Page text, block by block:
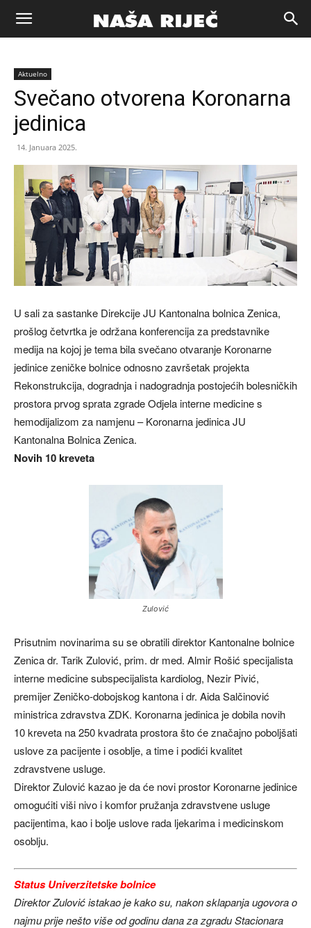
Naša
riječ
Zenica
Aktuelno
Svečano otvorena Koronarna
jedinica
14. Januara 2025.
U sali za sastanke Direkcije JU Kantonalna bolnica Zenica,
prošlog četvrtka je održana konferencija za predstavnike
medija na kojoj je tema bila svečano otvaranje Koronarne
jedinice zeničke bolnice odnosno završetak projekta
Rekonstrukcija, dogradnja i nadogradnja postojećih bolesničkih
prostora prvog sprata zgrade Odjela interne medicine s
hemodijalizom za namjenu – Koronarna jedinica JU
Kantonalna Bolnica Zenica.
Novih 10 kreveta
Zulović
Prisutnim novinarima su se obratili direktor Kantonalne bolnice
Zenica dr. Tarik Zulović, prim. dr med. Almir Rošić specijalista
interne medicine subspecijalista kardiolog, Nezir Pivić,
premijer Zeničko-dobojskog kantona i dr. Aida Salčinović
ministrica zdravstva ZDK. Koronarna jedinica je dobila novih
10 kreveta na 250 kvadrata prostora što će značajno poboljšati
uslove za pacijente i osoblje, a time i podići kvalitet
zdravstvene usluge.
Direktor Zulović kazao je da će novi prostor Koronarne jedinice
omogućiti viši nivo i komfor pružanja zdravstvene usluge
pacijentima, kao i bolje uslove rada ljekarima i medicinskom
osoblju.
Status Univerzitetske bolnice
Direktor Zulović istakao je kako su, nakon sklapanja ugovora o
najmu prije nešto više od godinu dana za zgradu Stacionara